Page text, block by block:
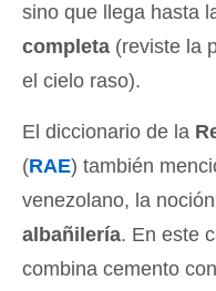
sino que llega hasta
completa (reviste la
el cielo raso).
El diccionario de la
(RAE) también
venezolano, la
albañilería. En este
combina cemento